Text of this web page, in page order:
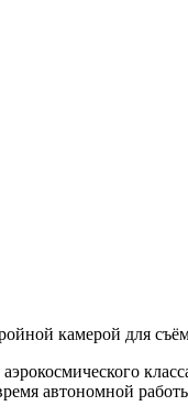
камерой для
автономной